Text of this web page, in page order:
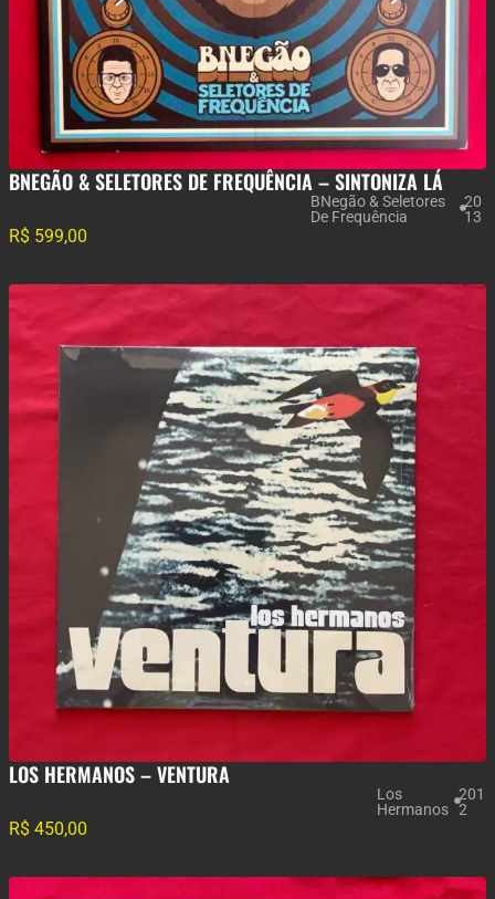
BNEGÃO & SELETORES DE FREQUÊNCIA – SINTONIZA LÁ
BNegão & Seletores
De Frequência
20
13
R$ 599,00
LOS HERMANOS – VENTURA
Los
Hermanos
201
2
R$ 450,00